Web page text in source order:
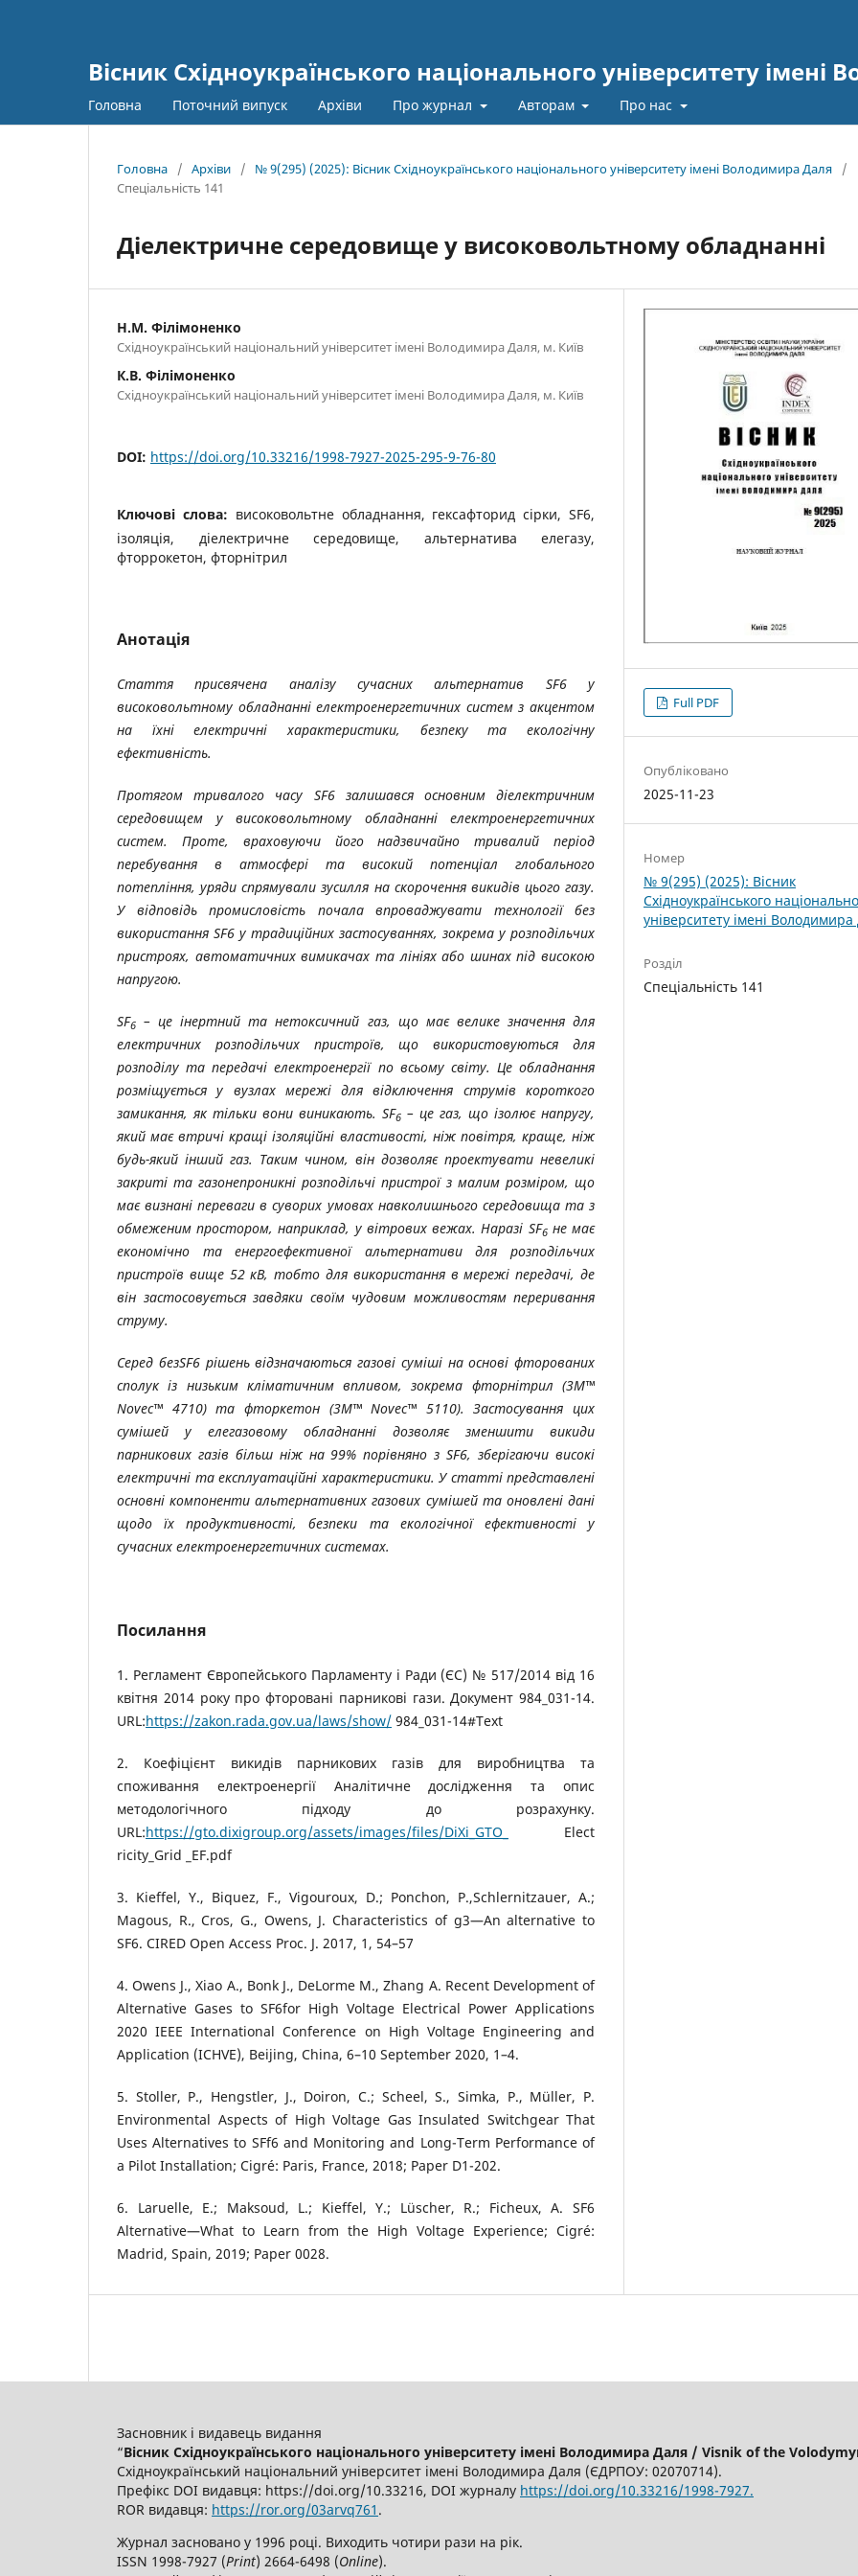
Вісник Східноукраїнського національного університету імені
Головна Поточний випуск Архіви Про журнал Авторам Про нас
Головна / Архіви / № 9(295) (2025): Вісник Східноукраїнського національного університету імені Володимира Даля
/
Спеціальність 141
Діелектричне середовище у високовольтному обладнанні
Н.М. Філімоненко
Східноукраїнський національний університет імені Володимира Даля, м. Київ
К.В. Філімоненко
Східноукраїнський національний університет імені Володимира Даля, м. Київ
DOI: https://doi.org/10.33216/1998-7927-2025-295-9-76-80
Ключові слова: високовольтне обладнання, гексафторид сірки, SF6,
ізоляція, діелектричне середовище, альтернатива елегазу,
фторрокетон, фторнітрил
Анотація
Стаття присвячена аналізу сучасних альтернатив SF6 у
високовольтному обладнанні електроенергетичних систем з акцентом
на їхні електричні характеристики, безпеку та екологічну
ефективність.
Протягом тривалого часу SF6 залишався основним діелектричним
середовищем у високовольтному обладнанні електроенергетичних
систем. Проте, враховуючи його надзвичайно тривалий період
перебування в атмосфері та високий потенціал глобального
потепління, уряди спрямували зусилля на скорочення викидів цього газу.
У відповідь промисловість почала впроваджувати технології без
використання SF6 у традиційних застосуваннях, зокрема у розподільчих
пристроях, автоматичних вимикачах та лініях або шинах під високою
напругою.
SF6 – це інертний та нетоксичний газ, що має велике значення для
електричних розподільчих пристроїв, що використовуються для
розподілу та передачі електроенергії по всьому світу. Це обладнання
розміщується у вузлах мережі для відключення струмів короткого
замикання, як тільки вони виникають. SF6 – це газ, що ізолює напругу,
який має втричі кращі ізоляційні властивості, ніж повітря, краще, ніж
будь-який інший газ. Таким чином, він дозволяє проектувати невеликі
закриті та газонепроникні розподільчі пристрої з малим розміром, що
має визнані переваги в суворих умовах навколишнього середовища та з
обмеженим простором, наприклад, у вітрових вежах. Наразі SF6не має
економічно та енергоефективної альтернативи для розподільчих
пристроїв вище 52 кВ, тобто для використання в мережі передачі, де
він застосовується завдяки своїм чудовим можливостям переривання
струму.
Серед безSF6 рішень відзначаються газові суміші на основі фторованих
сполук із низьким кліматичним впливом, зокрема фторнітрил (3M™
Novec™ 4710) та фторкетон (3M™ Novec™ 5110). Застосування цих
сумішей у елегазовому обладнанні дозволяє зменшити викиди
парникових газів більш ніж на 99% порівняно з SF6, зберігаючи високі
електричні та експлуатаційні характеристики. У статті представлені
основні компоненти альтернативних газових сумішей та оновлені дані
щодо їх продуктивності, безпеки та екологічної ефективності у
сучасних електроенергетичних системах.
Посилання
1. Регламент Європейського Парламенту і Ради (ЄС) № 517/2014 від 16
квітня 2014 року про фторовані парникові гази. Документ 984_031-14.
URL:https://zakon.rada.gov.ua/laws/show/ 984_031-14#Text
2. Коефіцієнт викидів парникових газів для виробництва та
споживання електроенергії Аналітичне дослідження та опис
методологічного підходу до розрахунку.
URL:https://gto.dixigroup.org/assets/images/files/DiXi_GTO_
Elect
ricity_Grid _EF.pdf
3. Kieffel, Y., Biquez, F., Vigouroux, D.; Ponchon, P.,Schlernitzauer, A.;
Magous, R., Cros, G., Owens, J. Characteristics of g3—An alternative to
SF6. CIRED Open Access Proc. J. 2017, 1, 54–57
4. Owens J., Xiao A., Bonk J., DeLorme M., Zhang A. Recent Development of
Alternative Gases to SF6for High Voltage Electrical Power Applications
2020 IEEE International Conference on High Voltage Engineering and
Application (ICHVE), Beijing, China, 6–10 September 2020, 1–4.
5. Stoller, P., Hengstler, J., Doiron, C.; Scheel, S., Simka, P., Müller, P.
Environmental Aspects of High Voltage Gas Insulated Switchgear That
Uses Alternatives to SFf6 and Monitoring and Long-Term Performance of
a Pilot Installation; Cigré: Paris, France, 2018; Paper D1-202.
6. Laruelle, E.; Maksoud, L.; Kieffel, Y.; Lüscher, R.; Ficheux, A. SF6
Alternative—What to Learn from the High Voltage Experience; Cigré:
Madrid, Spain, 2019; Paper 0028.
Full PDF
Опубліковано
2025-11-23
Номер
№ 9(295) (2025): Вісник
Східноукраїнського
університету імені
Розділ
Спеціальність 141
Засновник і видавець видання
“Вісник Східноукраїнського національного університету імені Володимира Даля / Visnik of the
Східноукраїнський національний університет імені Володимира Даля (ЄДРПОУ: 02070714).
Префікс DOI видавця: https://doi.org/10.33216, DOI журналу https://doi.org/10.33216/1998-7927.
ROR видавця: https://ror.org/03arvq761 .
Журнал засновано у 1996 році. Виходить чотири рази на рік.
ISSN 1998-7927 (Print) 2664-6498 (Online).